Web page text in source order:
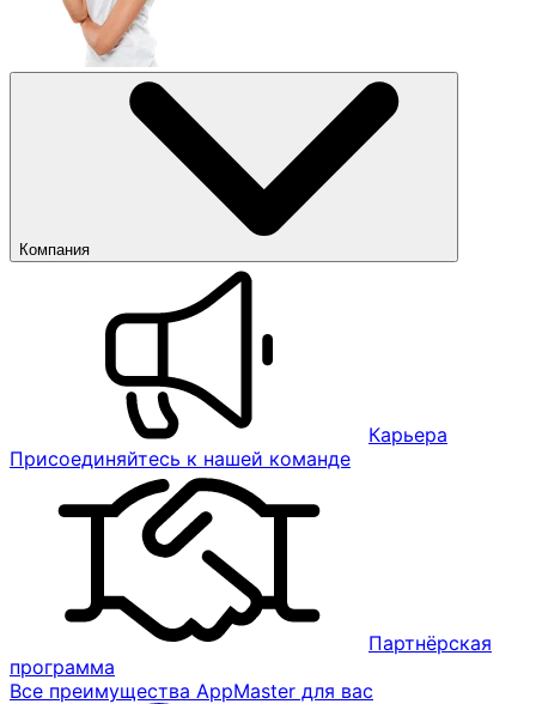
Компания
Карьера
Присоединяйтесь к нашей команде
Партнёрская
программа
Все преимущества AppMaster для вас